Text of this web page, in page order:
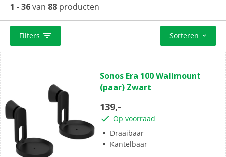
1 -36van 88 producten
Filters Sorteren
van
de
sterren.
Sonos Era 100 Wallmount
(paar) Zwart
139,-
Op voorraad
Draaibaar
Kantelbaar